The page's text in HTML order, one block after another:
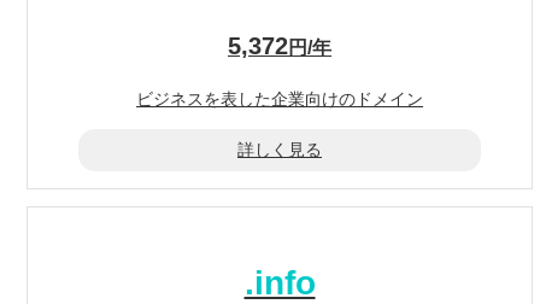
5,372円/年
ビジネスを表した企業向けのドメイン
詳しく見る
.info